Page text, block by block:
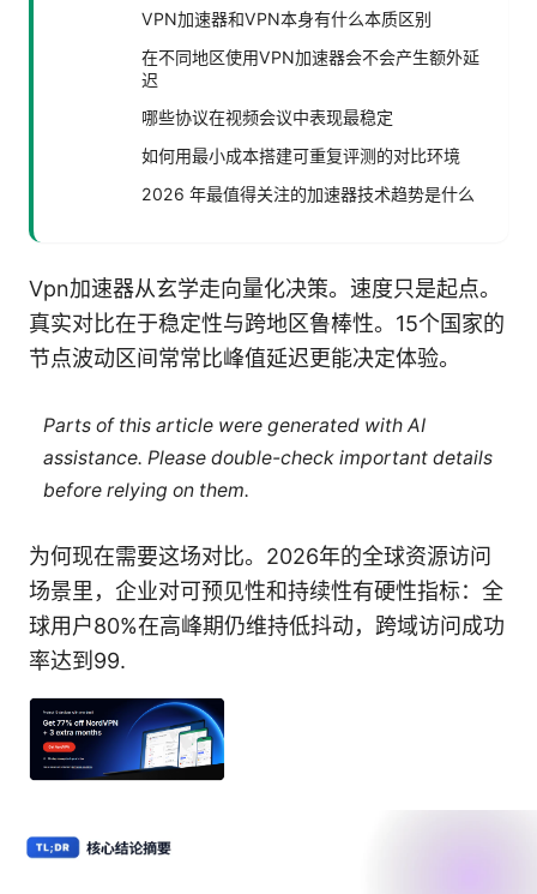
VPN加速器和VPN本身有什么本质区别
在不同地区使用VPN加速器会不会产生额外延
迟
哪些协议在视频会议中表现最稳定
如何用最小成本搭建可重复评测的对比环境
2026 年最值得关注的加速器技术趋势是什么
Vpn加速器从玄学走向量化决策。速度只是起点。
真实对比在于稳定性与跨地区鲁棒性。15个国家的
节点波动区间常常比峰值延迟更能决定体验。
Parts of this article were generated with AI
assistance. Please double-check important details
before relying on them.
为何现在需要这场对比。2026年的全球资源访问
场景里，企业对可预见性和持续性有硬性指标：全
球用户80%在高峰期仍维持低抖动，跨域访问成功
率达到99.